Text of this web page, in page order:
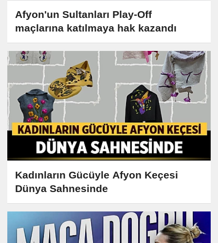
Afyon'un Sultanları Play-Off
maçlarına katılmaya hak kazandı
Kadınların Gücüyle Afyon Keçesi
Dünya Sahnesinde